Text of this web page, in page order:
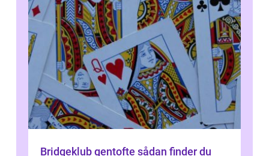
Bridgeklub gentofte sådan finder du